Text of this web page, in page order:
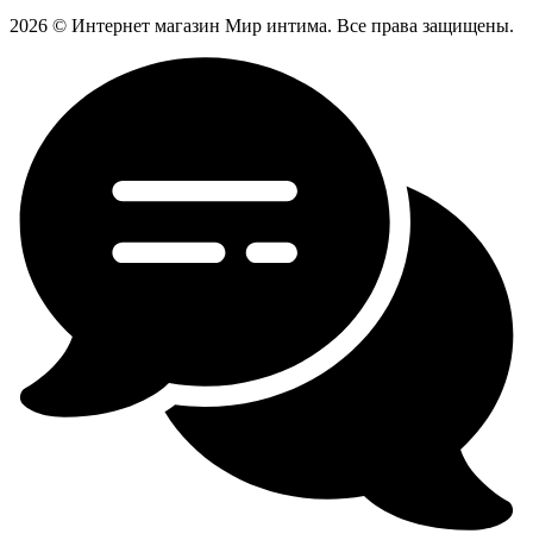
2026 © Интернет магазин Мир интима. Все права защищены.